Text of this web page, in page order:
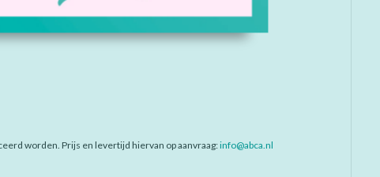
worden. Prijs en levertijd hiervan op aanvraag:info@abca.nl